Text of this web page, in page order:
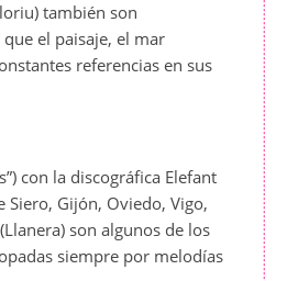
también son
el paisaje, el mar
referencias en sus
con la discográfica Elefant
Siero, Gijón, Oviedo, Vigo,
son algunos de los
siempre por melodías